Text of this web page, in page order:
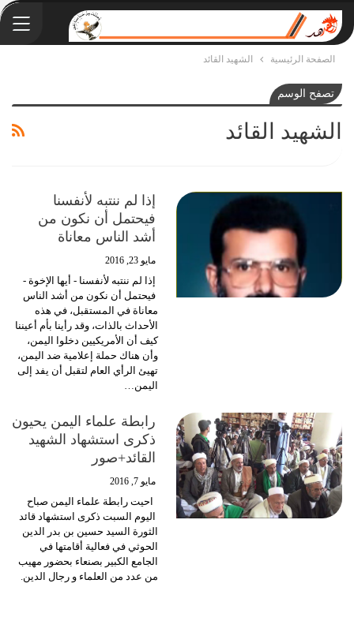
الصفحة الرئيسية الشهيد القائد
تصفح الوسم
الشهيد القائد
إذا لم ننتبه لأنفسنا
فيحتمل أن نكون من
أشد الناس معاناة
مايو 23, 2016
إذا لم ننتبه لأنفسنا - أيها الإخوة -
فيحتمل أن نكون من أشد الناس
معاناة في المستقبل، في هذه
الأحداث بالذات، وقد رأينا بأم أعيننا
كيف أن الأمريكيين دخلوا اليمن،
وأن هناك حملة إعلامية ضد اليمن،
تهيئ الرأي العام لتقبل أن يفد إلى
اليمن…
رابطة علماء اليمن يحيون
ذكرى استشهاد الشهيد
القائد+صور
مايو 7, 2016
احيت رابطة علماء اليمن صباح
اليوم السبت ذكرى استشهاد قائد
الثورة السيد حسين بن بدر الدين
الحوثي في فعالية أقامتها في
الجامع الكبير بصنعاء بحضور مهيب
من عدد من العلماء و رجال الدين.